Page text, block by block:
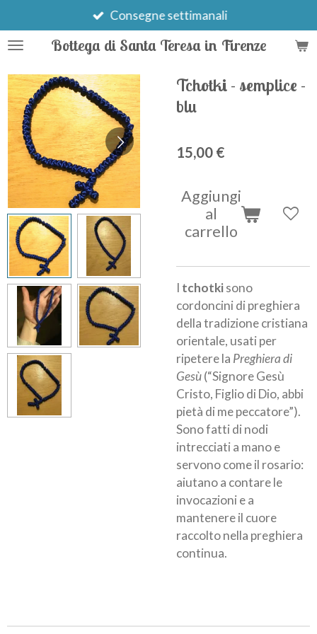
al
contenutoBottega di Santa Teresa in Firenze
Consegne settimanali
Tchotki - semplice -
blu
15,00 €
Aggiungi
al
carrello
I tchotkisono
cordoncini di preghiera
della tradizione cristiana
orientale, usati per
ripetere la Preghiera di
Gesù(“Signore Gesù
Cristo, Figlio di Dio, abbi
pietà di me peccatore”).
Sono fatti di nodi
intrecciati a mano e
servono come il rosario:
aiutano a contare le
invocazioni e a
mantenere il cuore
raccolto nella preghiera
continua.